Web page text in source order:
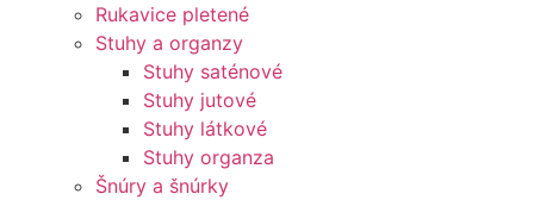
Rukavice pletené
Stuhy a organzy
Stuhy saténové
Stuhy jutové
Stuhy látkové
Stuhy organza
Šnúry a šnúrky